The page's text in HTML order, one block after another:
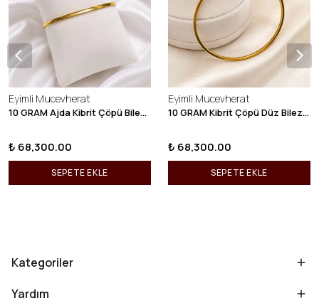
Eyimli Mucevherat
10 GRAM Ajda Kibrit Çöpü Bilezik 22 Ayar 22BLZ003
₺ 68,300.00
SEPETE EKLE
Eyimli Mucevherat
10 GRAM Kibrit Çöpü Düz Bilezik 22 Ayar 22BLZ001
₺ 68,300.00
SEPETE EKLE
Kategoriler
Yardım